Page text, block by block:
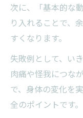
次に、「基本的な
り入れることで、
すくなります。
失敗例として、い
肉痛や怪我につな
で、身体の変化を
全のポイントです。